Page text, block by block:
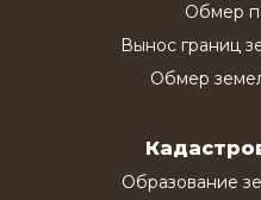
Обмер
Вынос границ
Обмер
Образование